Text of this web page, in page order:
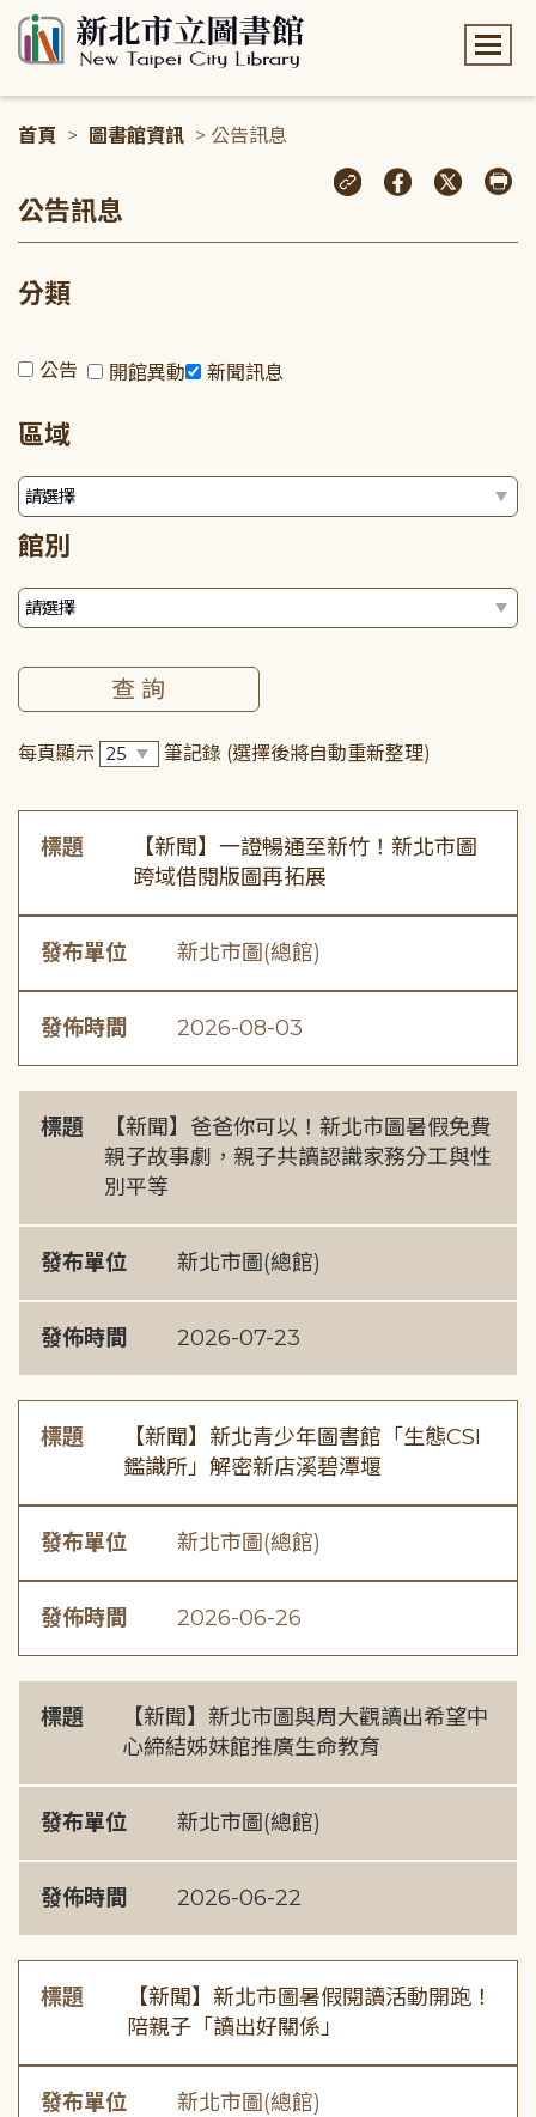
首頁 > 圖書館資訊 > 公告訊息
公告訊息
分類
公告 開館異動 新聞訊息
區域
館別
每頁顯示 筆記錄 (選擇後將自動重新整理)
標題
【新聞】一證暢通至新竹！新北市圖
跨域借閱版圖再拓展
發布單位 新北市圖(總館)
發佈時間 2026-08-03
標題
【新聞】爸爸你可以！新北市圖暑假免費
親子故事劇，親子共讀認識家務分工與性
別平等
發布單位 新北市圖(總館)
發佈時間 2026-07-23
標題
【新聞】新北青少年圖書館「生態CSI
鑑識所」解密新店溪碧潭堰
發布單位 新北市圖(總館)
發佈時間 2026-06-26
標題
【新聞】新北市圖與周大觀讀出希望中
心締結姊妹館推廣生命教育
發布單位 新北市圖(總館)
發佈時間 2026-06-22
標題
【新聞】新北市圖暑假閱讀活動開跑！
陪親子「讀出好關係」
發布單位 新北市圖(總館)